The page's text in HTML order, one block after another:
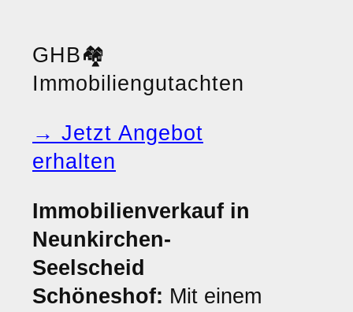
GHB🏘️
Immobiliengutachten
→ Jetzt Angebot
erhalten
Immobilienverkauf in
Neunkirchen-
Seelscheid
Schöneshof: Mit einem